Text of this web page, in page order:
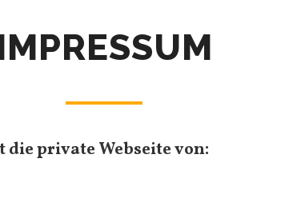
private Webseite von: